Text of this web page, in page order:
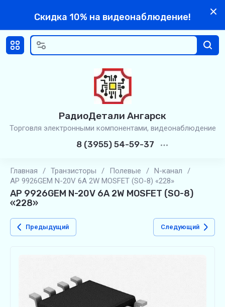
Скидка 10% на видеонаблюдение!
РадиоДетали Ангарск
Торговля электронными компонентами, видеонаблюдение
8 (3955) 54-59-37
Главная / Транзисторы / Полевые / N-канал
/
AP 9926GEM N-20V 6A 2W MOSFET (SO-8) «228»
AP 9926GEM N-20V 6A 2W MOSFET (SO-8)
«228»
Предыдущий Следующий